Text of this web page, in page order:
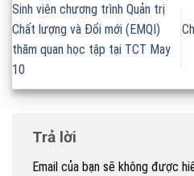
Sinh viên chương trình Quản trị
Chất lượng và Đổi mới (EMQI)
thăm quan học tập tại TCT May
10
Trả lời
Email của bạn sẽ không được